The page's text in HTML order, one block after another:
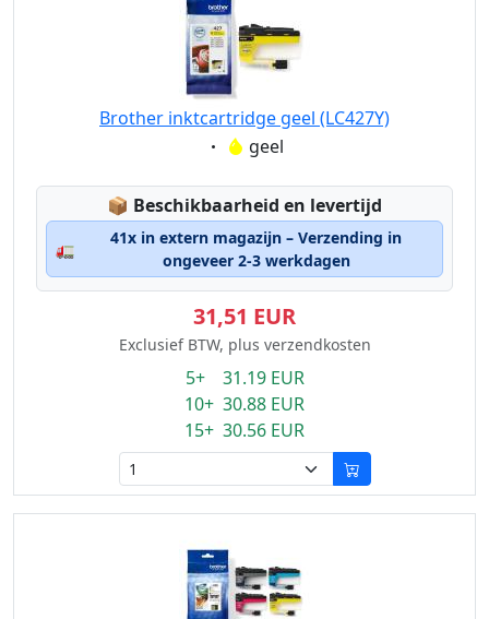
Brother inktcartridge geel (LC427Y)
Eigenschaft:
geel
📦 Lagerstatus:
Beschikbaarheid en levertijd
🚛
41x in extern magazijn – Verzending in
ongeveer 2-3 werkdagen
31,51 EUR
Exclusief BTW, plus verzendkosten
5+ 31.19 EUR
10+ 30.88 EUR
15+ 30.56 EUR